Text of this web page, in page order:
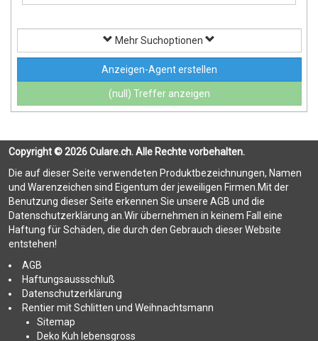
Mehr Suchoptionen
Anzeigen-Agent erstellen
(null) Treffer anzeigen
Copyright © 2026 Culare.ch. Alle Rechte vorbehalten.
Die auf dieser Seite verwendeten Produktbezeichnungen, Namen
und Warenzeichen sind Eigentum der jeweiligen Firmen.Mit der
Benutzung dieser Seite erkennen Sie unsere AGB und die
Datenschutzerklärung an.Wir übernehmen in keinem Fall eine
Haftung für Schäden, die durch den Gebrauch dieser Website
entstehen!
AGB
Haftungsaussschluß
Datenschutzerklärung
Rentier mit Schlitten und Weihnachtsmann
Sitemap
Deko Kuh lebensgross